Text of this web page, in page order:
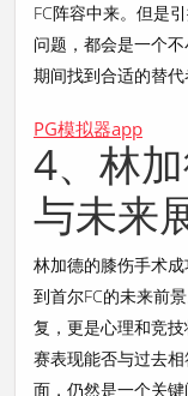
FC阵容中来。但是
问题，都会是一个
期间找到合适的替代
PG模拟器app
4、林
与未来
林加德的膝伤手术
到首尔FC的未来前
复，更是心理和竞
赛表现能否与过去
面，仍然是一个关键